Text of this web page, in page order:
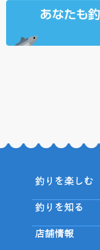
釣りを楽しむ
釣りを知る
店舗情報